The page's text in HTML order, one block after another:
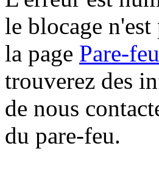
le blocage
la page Pare-
trouverez des
de nous
du pare-feu.